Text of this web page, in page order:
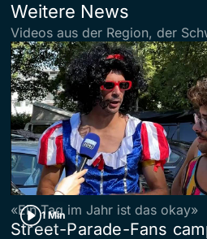
Weitere News
Videos aus der Region, der
1 Min
«Ein Tag im Jahr ist das okay»
Street-Parade-Fans